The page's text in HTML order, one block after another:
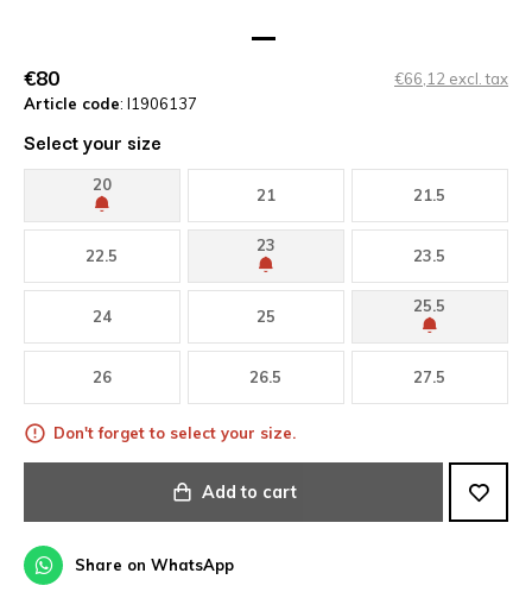
€80
€66,12 excl. tax
Article code: I1906137
Select your size
20
21 21.5
22.5
23
23.5
24 25
25.5
26 26.5 27.5
Don't forget to select your size.
Add to cart
Share on WhatsApp